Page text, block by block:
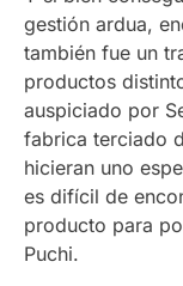
gestión ardua,
también fue un
productos
auspiciado por
fabrica terciado
hicieran uno
es difícil de
producto para
Puchi.